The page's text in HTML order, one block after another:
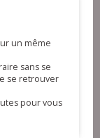
un même
sans se
se retrouver
pour vous